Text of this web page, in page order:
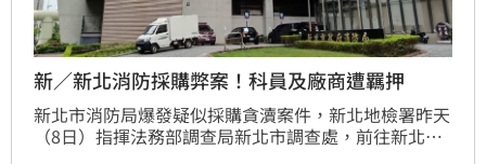
新／新北消防採購弊案！科員及廠商遭羈押
新北市消防局爆發疑似採購貪瀆案件，新北地檢署昨天
（8日）指揮法務部調查局新北市調查處，前往新北市